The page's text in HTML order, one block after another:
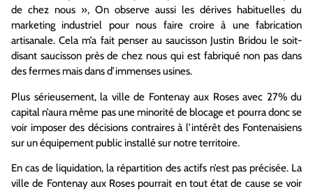
de chez nous », On observe aussi les dérives habituelles du
marketing industriel pour nous faire croire à une fabrication
artisanale. Cela m’a fait penser au saucisson Justin Bridou le soit-
disant saucisson près de chez nous qui est fabriqué non pas dans
des fermes mais dans d’immenses usines.
Plus sérieusement, la ville de Fontenay aux Roses avec 27% du
capital n’aura même pas une minorité de blocage et pourra donc se
voir imposer des décisions contraires à l’intérêt des Fontenaisiens
sur un équipement public installé sur notre territoire.
En cas de liquidation, la répartition des actifs n’est pas précisée. La
ville de Fontenay aux Roses pourrait en tout état de cause se voir